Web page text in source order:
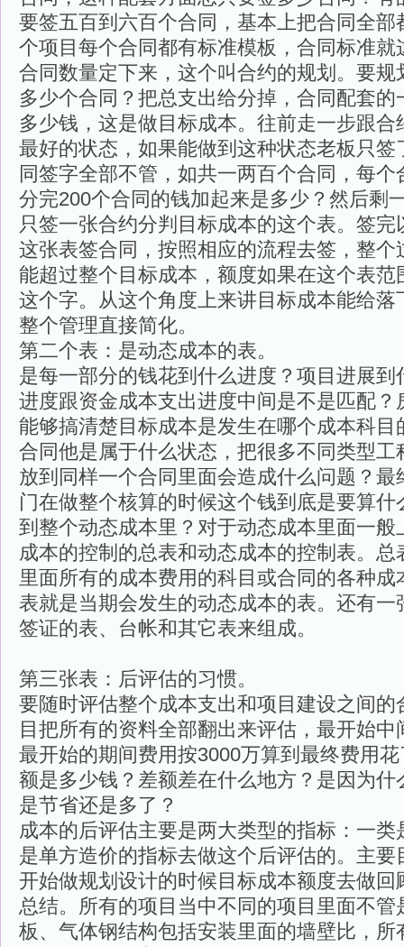
要签五百到六百个合同，基本上把合同全部
个项目每个合同都有标准模板，合同标准就
合同数量定下来，这个叫合约的规划。要规
多少个合同？把总支出给分掉，合同配套
多少钱，这是做目标成本。往前走一步跟
最好的状态，如果能做到这种状态老板只签
同签字全部不管，如共一两百个合同，每
分完200个合同的钱加起来是多少？然后剩
只签一张合约分判目标成本的这个表。签
这张表签合同，按照相应的流程去签，整个
能超过整个目标成本，额度如果在这个表范
这个字。从这个角度上来讲目标成本能给落
整个管理直接简化。
第二个表：是动态成本的表。
是每一部分的钱花到什么进度？项目进展
进度跟资金成本支出进度中间是不是匹配？
能够搞清楚目标成本是发生在哪个成本科目
合同他是属于什么状态，把很多不同类型工
放到同样一个合同里面会造成什么问题？
门在做整个核算的时候这个钱到底是要算
到整个动态成本里？对于动态成本里面一般
成本的控制的总表和动态成本的控制表。
里面所有的成本费用的科目或合同的各种
表就是当期会发生的动态成本的表。还有一
签证的表、台帐和其它表来组成。
第三张表：后评估的习惯。
要随时评估整个成本支出和项目建设之间的
目把所有的资料全部翻出来评估，最开始
最开始的期间费用按3000万算到最终费用
额是多少钱？差额差在什么地方？是因为什
是节省还是多了？
成本的后评估主要是两大类型的指标：一
是单方造价的指标去做这个后评估的。主
开始做规划设计的时候目标成本额度去做回
总结。所有的项目当中不同的项目里面不管
板、气体钢结构包括安装里面的墙壁比，所